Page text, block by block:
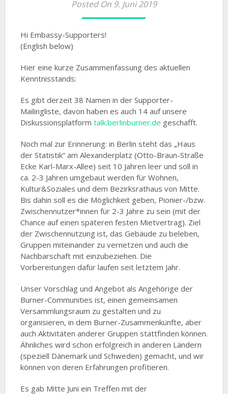
Posted On 9. Juni 2019
Hi Embassy-Supporters!
(English below)
Hier eine kurze Zusammenfassung des aktuellen
Kenntnisstands:
Es gibt derzeit 38 Namen in der Supporter-
Mailingliste, davon haben es auch 14 auf unsere
Diskussionsplatform talk.berlinburner.de geschafft.
Noch mal zur Erinnerung: in Berlin steht das „Haus
der Statistik“ am Alexanderplatz (Otto-Braun-Straße
Ecke Karl-Marx-Allee) seit 10 Jahren leer und soll in
ca. 2-3 Jahren umgebaut werden für Wohnen,
Kultur&Soziales und dem Bezirksrathaus von Mitte.
Bis dahin soll es die Möglichkeit geben, Pionier-/bzw.
Zwischennutzer*innen für 2-3 Jahre zu sein (mit der
Chance auf einen späteren festen Mietvertrag). Ziel
der Zwischennutzung ist, das Gebäude zu beleben,
Gruppen miteinander zu vernetzen und auch die
Nachbarschaft mit einzubeziehen. Die
Vorbereitungen dafür laufen seit letztem Jahr.
Unser Vorschlag und Angebot als Angehörige der
Burner-Communities ist, einen gemeinsamen
Versammlungsraum zu gestalten und zu
organisieren, in dem Burner-Zusammenkünfte, aber
auch Aktivitäten anderer Gruppen stattfinden können.
Ähnliches wird schon erfolgreich in anderen Ländern
(speziell Dänemark und Schweden) gemacht, und wir
können von deren Erfahrungen profitieren.
Es gab Mitte Juni ein Treffen mit der